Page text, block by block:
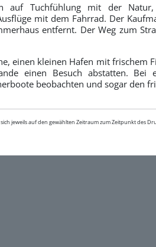
auf Tuchfühlung mit der
mit dem Fahrrad. Der
entfernt. Der Weg zum
einen kleinen Hafen mit frischem
einen Besuch abstatten.
beobachten und sogar den
jeweils auf den gewählten Zeitraum zum Zeitpunkt des